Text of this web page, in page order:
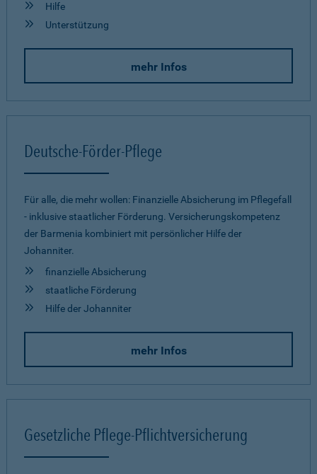
Hilfe
Unterstützung
mehr Infos
Deutsche-Förder-Pflege
Für alle, die mehr wollen: Finanzielle Absicherung im Pflegefall
- inklusive staatlicher Förderung. Versicherungskompetenz
der Barmenia kombiniert mit persönlicher Hilfe der
Johanniter.
finanzielle Absicherung
staatliche Förderung
Hilfe der Johanniter
mehr Infos
Gesetzliche Pflege-Pflichtversicherung